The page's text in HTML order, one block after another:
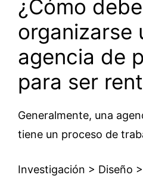
¿Cómo debe
organizarse
agencia de
para ser
Generalmente, una
tiene un proceso de
Investigación > Diseño